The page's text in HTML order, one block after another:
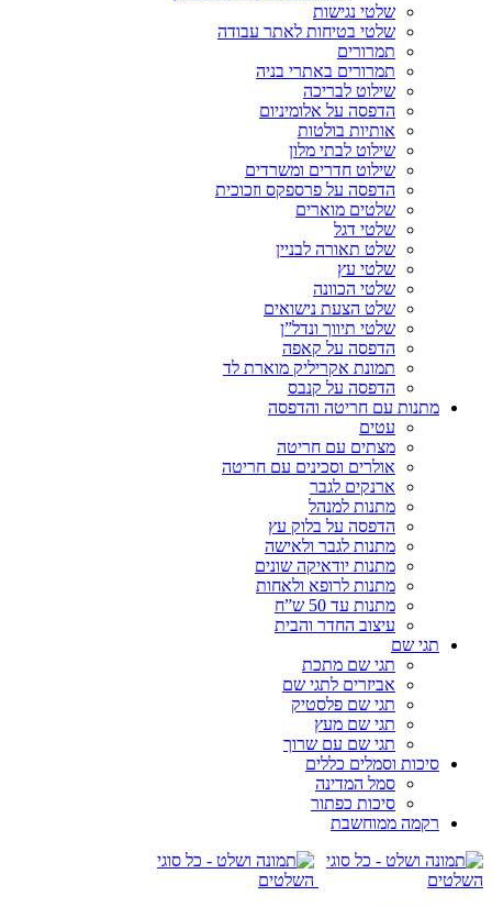
שלטי נגישות
שלטי בטיחות לאתר עבודה
תמרורים
תמרורים באתרי בניה
שילוט לבריכה
הדפסה על אלומיניום
אותיות בולטות
שילוט לבתי מלון
שילוט חדרים ומשרדים
הדפסה על פרספקס וזכוכית
שלטים מוארים
שלטי דגל
שלט תאורה לבניין
שלטי עץ
שלטי הכוונה
שלט הצעת נישואים
שלטי תיווך ונדל”ן
הדפסה על קאפה
תמונת אקריליק מוארת לד
הדפסה על קנבס
מתנות עם חריטה והדפסה
עטים
מצתים עם חריטה
אולרים וסכינים עם חריטה
ארנקים לגבר
מתנות למנהל
הדפסה על בלוק עץ
מתנות לגבר ולאישה
מתנות יודאיקה שונים
מתנות לרופא ולאחות
מתנות עד 50 ש”ח
עיצוב החדר והבית
תגי שם
תגי שם מתכת
אביזרים לתגי שם
תגי שם פלסטיק
תגי שם מעץ
תגי שם עם שרוך
סיכות וסמלים כללים
סמל המדינה
סיכות כפתור
רקמה ממוחשבת